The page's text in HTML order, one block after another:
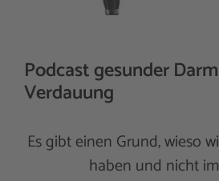
Podcast gesunder
Verdauung
Es gibt einen Grund, wieso
haben und nicht